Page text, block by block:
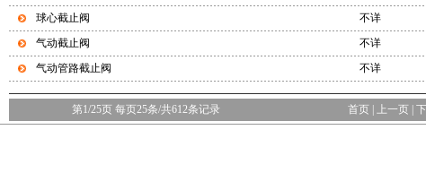
球心截止阀
不详
气动截止阀
不详
气动管路截止阀
不详
第1/25页 每页25条/共612条记录 首页 上一页